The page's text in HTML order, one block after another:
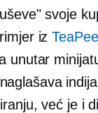
svoje
izTeaPee
unutar
već je i